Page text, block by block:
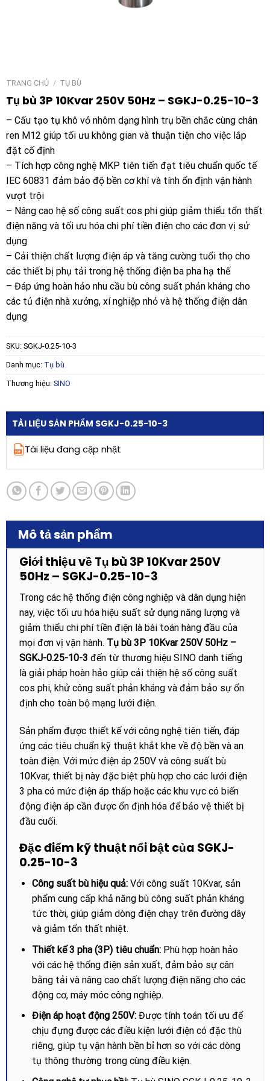
TRANG CHỦ / TỤ BÙ
Tụ bù 3P 10Kvar 250V 50Hz – SGKJ-0.25-10-3
– Cấu tạo tụ khô vỏ nhôm dạng hình trụ bền chắc cùng chân
ren M12 giúp tối ưu không gian và thuận tiện cho việc lắp
đặt cố định
– Tích hợp công nghệ MKP tiên tiến đạt tiêu chuẩn quốc tế
IEC 60831 đảm bảo độ bền cơ khí và tính ổn định vận hành
vượt trội
– Nâng cao hệ số công suất cos phi giúp giảm thiểu tổn thất
điện năng và tối ưu hóa chi phí tiền điện cho các đơn vị sử
dụng
– Cải thiện chất lượng điện áp và tăng cường tuổi thọ cho
các thiết bị phụ tải trong hệ thống điện ba pha hạ thế
– Đáp ứng hoàn hảo nhu cầu bù công suất phản kháng cho
các tủ điện nhà xưởng, xí nghiệp nhỏ và hệ thống điện dân
dụng
SKU: SGKJ-0.25-10-3
Danh mục: Tụ bù
Thương hiệu: SINO
TÀI LIỆU SẢN PHẨM SGKJ-0.25-10-3
Tài liệu đang cập nhật
Mô tả sản phẩm
Giới thiệu về Tụ bù 3P 10Kvar 250V
50Hz – SGKJ-0.25-10-3
Trong các hệ thống điện công nghiệp và dân dụng hiện
nay, việc tối ưu hóa hiệu suất sử dụng năng lượng và
giảm thiểu chi phí tiền điện là bài toán hàng đầu của
mọi đơn vị vận hành. Tụ bù 3P 10Kvar 250V 50Hz –
SGKJ-0.25-10-3 đến từ thương hiệu SINO danh tiếng
là giải pháp hoàn hảo giúp cải thiện hệ số công suất
cos phi, khử công suất phản kháng và đảm bảo sự ổn
định cho toàn bộ mạng lưới điện.
Sản phẩm được thiết kế với công nghệ tiên tiến, đáp
ứng các tiêu chuẩn kỹ thuật khắt khe về độ bền và an
toàn điện. Với mức điện áp 250V và công suất bù
10Kvar, thiết bị này đặc biệt phù hợp cho các lưới điện
3 pha có mức điện áp thấp hoặc các khu vực có biến
động điện áp cần được ổn định hóa để bảo vệ thiết bị
đầu cuối.
Đặc điểm kỹ thuật nổi bật của SGKJ-
0.25-10-3
Công suất bù hiệu quả:Với công suất 10Kvar, sản
phẩm cung cấp khả năng bù công suất phản kháng
tức thời, giúp giảm dòng điện chạy trên đường dây
và giảm tổn thất nhiệt.
Thiết kế 3 pha (3P) tiêu chuẩn:Phù hợp hoàn hảo
với các hệ thống điện sản xuất, đảm bảo sự cân
bằng tải và nâng cao chất lượng điện năng cho các
động cơ, máy móc công nghiệp.
Điện áp hoạt động 250V:Được tính toán tối ưu để
chịu đựng được các điều kiện lưới điện có đặc thù
riêng, giúp tụ vận hành bền bỉ hơn so với các dòng
tụ thông thường trong cùng điều kiện.